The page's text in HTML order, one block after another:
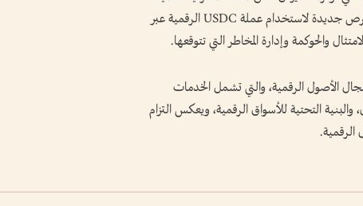
لستاندرد تشارترد، فإننا نساعد المؤسسات على الاستفادة من فرص جديدة لاستخدام عملة USDC الرقمية عبر
والحوكمة وإدارة المخاطر التي تتوقعها.
الأصول الرقمية، والتي تشمل الخدمات
والبنية التحتية للأسواق الرقمية، ويعكس التزام
الرقمية.